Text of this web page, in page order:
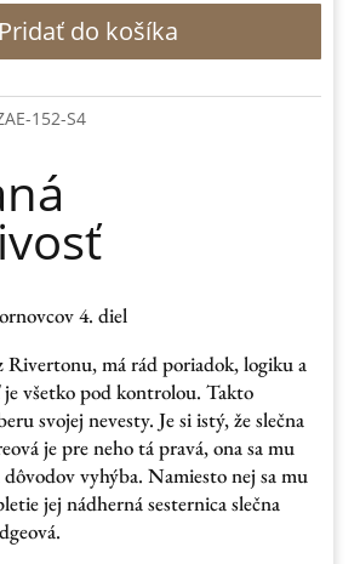
Pridať do košíka
152-S4
4. diel
má rád poriadok, logiku a
je všetko pod kontrolou. Takto
svojej nevesty. Je si istý, že slečna
je pre neho tá pravá, ona sa mu
dôvodov vyhýba. Namiesto nej sa mu
jej nádherná sesternica slečna